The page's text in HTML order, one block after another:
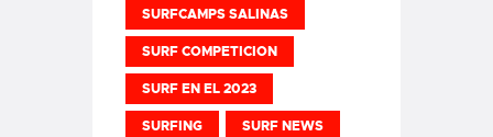
SURFCAMPS SALINAS
SURF COMPETICION
SURF EN EL 2023
SURFING SURF NEWS